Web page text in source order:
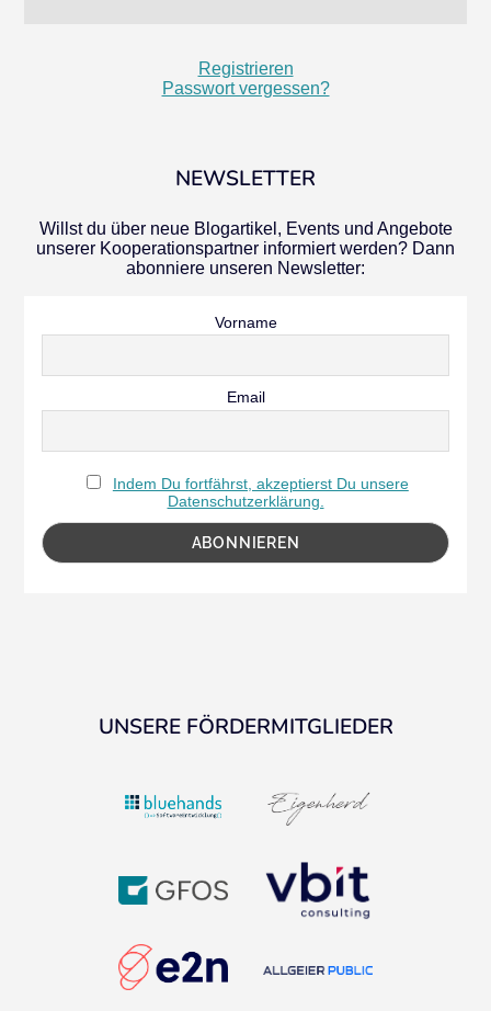
Registrieren
Passwort vergessen?
NEWSLETTER
Willst du über neue Blogartikel, Events und Angebote
unserer Kooperationspartner informiert werden? Dann
abonniere unseren Newsletter:
Vorname
Email
Indem Du fortfährst, akzeptierst Du unsere
Datenschutzerklärung.
UNSERE FÖRDERMITGLIEDER